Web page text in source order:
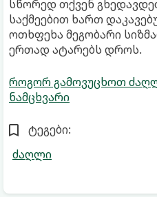
სწორედ თქვენ
საქმეებით ხართ
ოთხფეხა მეგობარი
ერთად ატარებს დროს.
როგორ გამოვუცხოთ
ნამცხვარი
ტეგები:
ძაღლი